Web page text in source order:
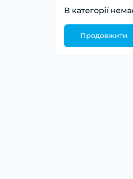
В категорії
Продовжити